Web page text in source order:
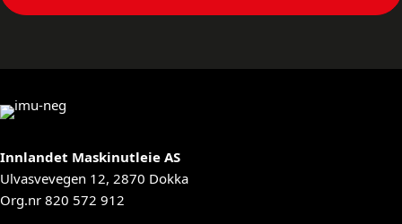
Innlandet Maskinutleie AS
Ulvasvevegen 12, 2870 Dokka
Org.nr 820 572 912